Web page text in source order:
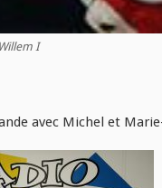
Willem I
avec Michel et